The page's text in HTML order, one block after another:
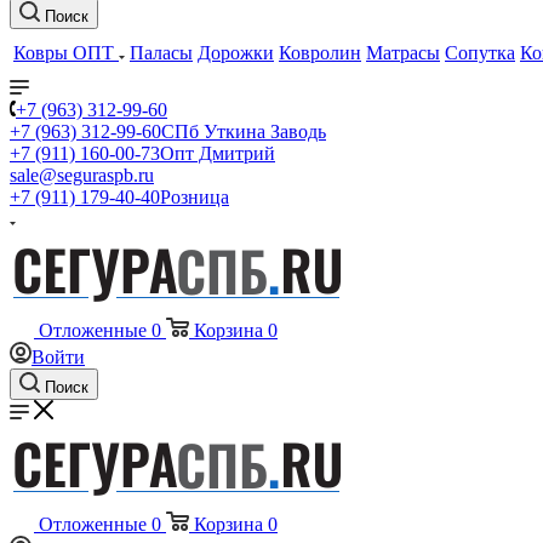
Поиск
Ковры ОПТ Паласы Дорожки Ковролин Матрасы Сопутка
+7 (963) 312-99-60
+7 (963) 312-99-60СПб Уткина Заводь
+7 (911) 160-00-73Опт Дмитрий
sale@seguraspb.ru
+7 (911) 179-40-40Розница
Отложенные 0 Корзина 0
Войти
Поиск
Отложенные 0 Корзина 0